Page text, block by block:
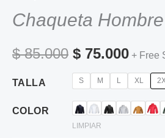
Chaqueta
$85.000 $ 75.000 + Free
TALLA S M L XL
COLOR
LIMPIAR